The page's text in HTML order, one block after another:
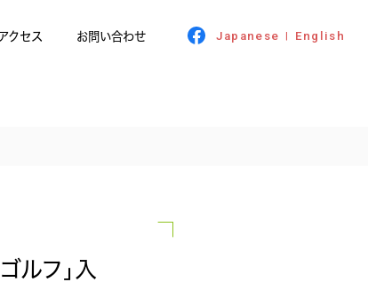
Japanese | English
クセス お問い合わせ
ルフ｣入